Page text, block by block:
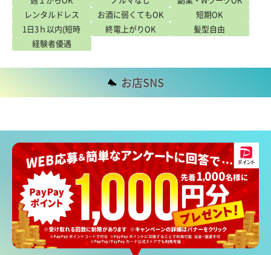
レンタルドレス
お酒に弱くてもOK
短期OK
1日3ｈ以内(短時
間)OK
終電上がりOK
髪型自由
経験者優遇
お店SNS